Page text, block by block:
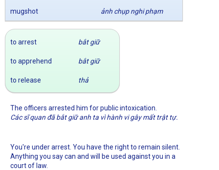
mugshot ảnh chụp nghi phạm
to arrest bắt giữ
to apprehend bắt giữ
to release thả
The officers arrested him for public intoxication.
Các sĩ quan đã bắt giữ anh ta vì hành vi gây mất trật tự.
You're under arrest. You have the right to remain silent.
Anything you say can and will be used against you in a
court of law.